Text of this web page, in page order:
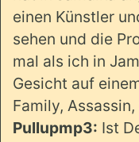
einen Künstler
sehen und die
mal als ich in
Gesicht auf
Family,
Pullupmp3: Ist